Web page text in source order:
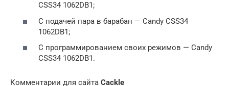
CSS34 1062DB1;
С подачей пара в барабан — Candy CSS34
1062DB1;
С программированием своих режимов — Candy
CSS34 1062DB1.
Комментарии для сайта Cackl e